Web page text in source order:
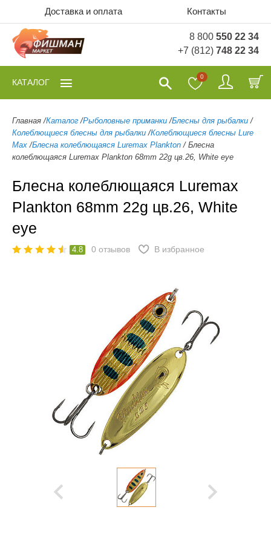
Доставка и оплата Контакты
8 800 550 22 34
+7 (812) 748 22 34
0
КАТАЛОГ
Главная /Каталог /Рыболовные приманки /Блесны для рыбалки /
Колеблющиеся блесны для рыбалки /Колеблющиеся блесны Lure
Max /Блесна колеблющаяся Luremax Plankton / Блесна
колеблющаяся Luremax Plankton 68mm 22g цв.26, White eye
Блесна колеблющаяся Luremax
Plankton 68mm 22g цв.26, White
eye
4.8 0 отзывов В избранное